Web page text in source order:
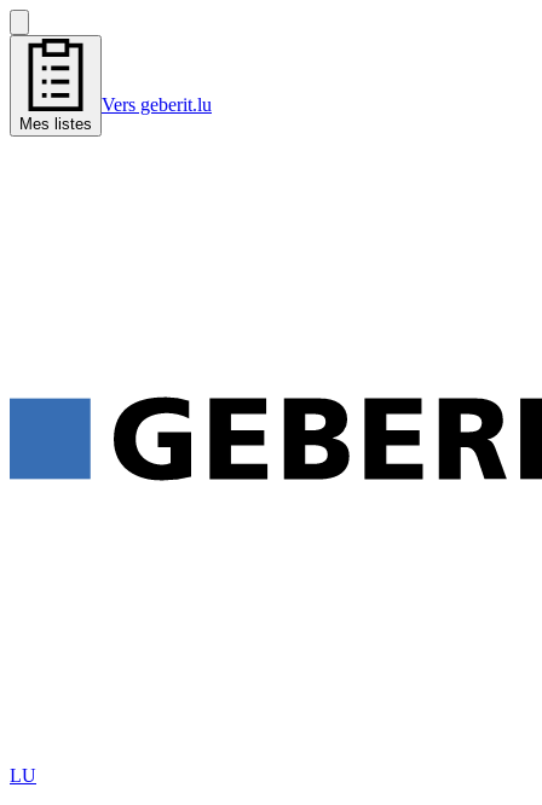
Mes listes
Vers geberit.lu
LU